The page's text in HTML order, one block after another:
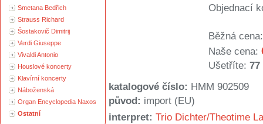
Smetana Bedřich
Strauss Richard
Šostakovič Dimitrij
Verdi Giuseppe
Vivaldi Antonio
Houslové koncerty
Klavírní koncerty
Náboženská
Organ Encyclopedia Naxos
Ostatní
Objednací
Běžná cena:
Naše cena:
Ušetříte: 77
katalogové číslo: HMM 902509
původ: import (EU)
interpret: Trio Dichter/Theotime